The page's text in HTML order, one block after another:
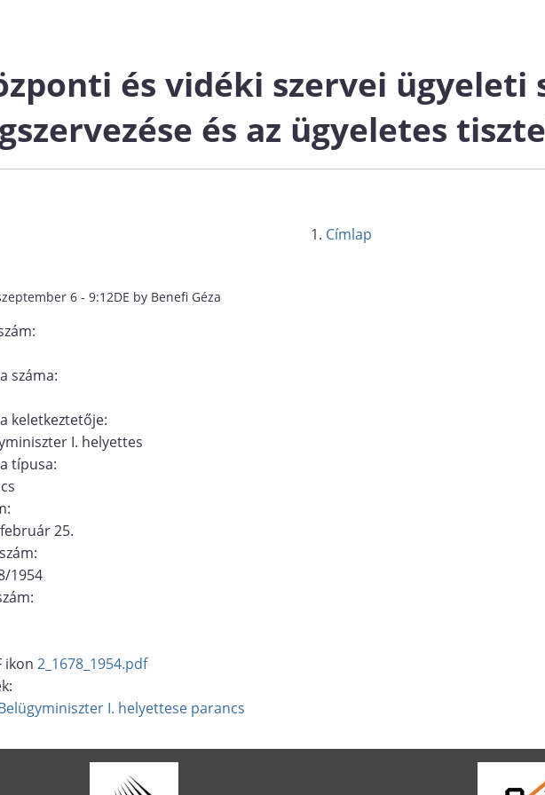
és vidéki szervei ügyeleti
és az ügyeletes
Címlap
6 - 9:12DE by Benefi Géza
száma:
keletkeztetője:
I. helyettes
típusa:
25.
1954
2_1678_1954.pdf
I. helyettese parancs